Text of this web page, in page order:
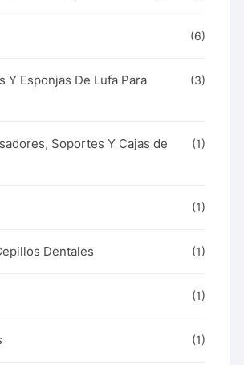
(6)
Y Esponjas De Lufa Para
(3)
Soportes Y Cajas de
(1)
(1)
Dentales (1)
(1)
(1)